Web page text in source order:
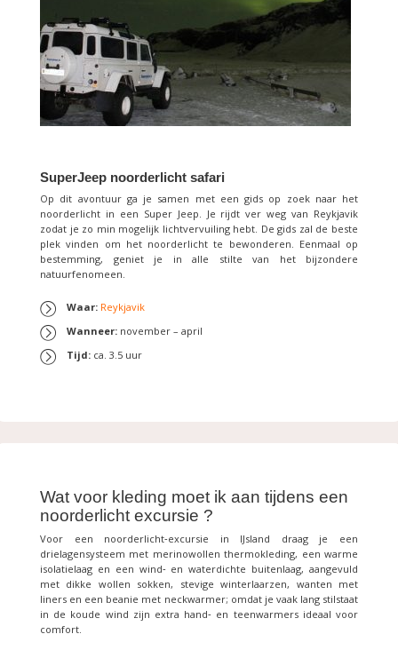
SuperJeep noorderlicht safari
Op dit avontuur ga je samen met een gids op zoek naar het
noorderlicht in een Super Jeep. Je rijdt ver weg van Reykjavik
zodat je zo min mogelijk lichtvervuiling hebt. De gids zal de beste
plek vinden om het noorderlicht te bewonderen. Eenmaal op
bestemming, geniet je in alle stilte van het bijzondere
natuurfenomeen.
Waar: Reykjavik
Wanneer: november – april
Tijd: ca. 3.5 uur
Wat voor kleding moet ik aan tijdens een
noorderlicht excursie ?
Voor een noorderlicht‑excursie in IJsland draag je een
drielagensysteem met merinowollen thermokleding, een warme
isolatielaag en een wind‑ en waterdichte buitenlaag, aangevuld
met dikke wollen sokken, stevige winterlaarzen, wanten met
liners en een beanie met neckwarmer; omdat je vaak lang stilstaat
in de koude wind zijn extra hand‑ en teenwarmers ideaal voor
comfort.